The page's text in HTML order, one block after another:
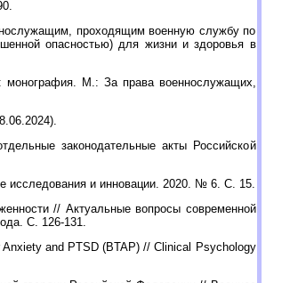
проходящим военную службу по
опасностью) для жизни и здоровья в
монография. М.: За права военнослужащих,
законодательные акты Российской
исследования и инновации. 2020. № 6. С. 15.
// Актуальные вопросы современной
С. 126-131.
and PTSD (BTAP) // Clinical Psychology